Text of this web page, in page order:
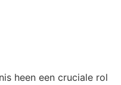
heen een cruciale rol